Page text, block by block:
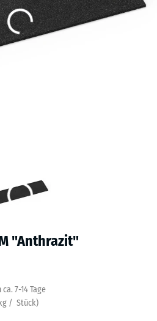
"Anthrazit"
ca. 7-14 Tage
kg / Stück)